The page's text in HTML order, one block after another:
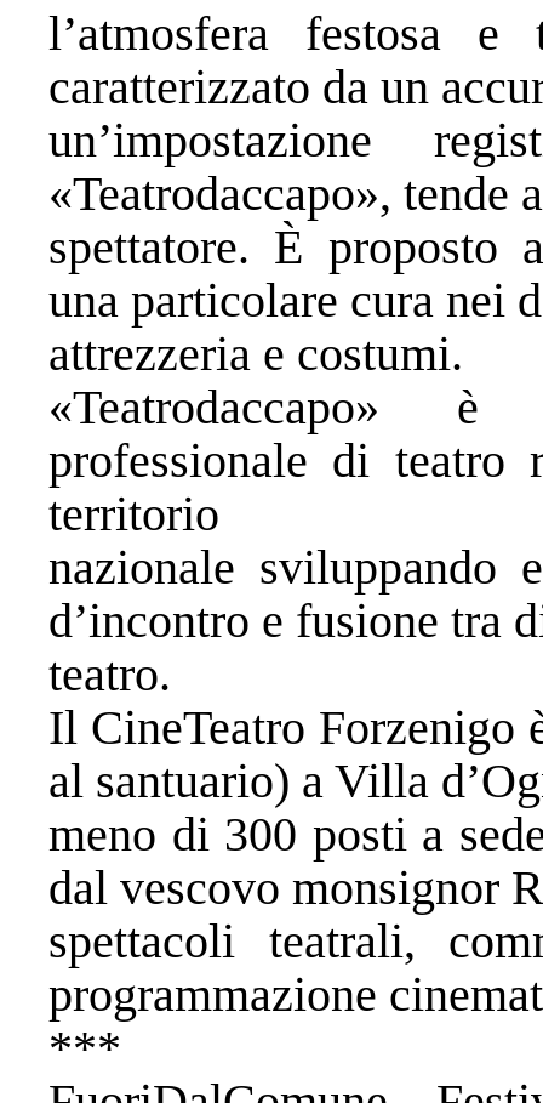
l’atmosfera festosa e
caratterizzato da un
un’impostazione
«Teatrodaccapo», tende
spettatore. È proposto
una particolare cura nei
attrezzeria e costumi.
«Teatrodaccapo»
professionale di teatro
territorio
nazionale sviluppando
d’incontro e fusione tra
teatro.
Il CineTeatro Forzenigo
al santuario) a Villa
meno di 300 posti a
dal vescovo monsignor
spettacoli teatrali,
programmazione
***